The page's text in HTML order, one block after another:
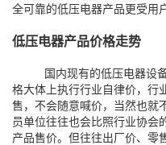
全可靠的低压电器产品更受用
低压电器产品价格走势
国内现有的低压电器设
格大体上执行行业自律价，行
售，不会随意喊价，当然也就
员单位往往也会比照行业协会
产品售价。但往往出厂价、零